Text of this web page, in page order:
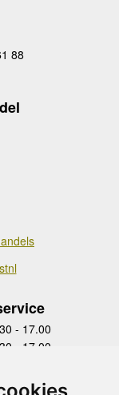
88
- 17.00
- 17.00
- 17.00